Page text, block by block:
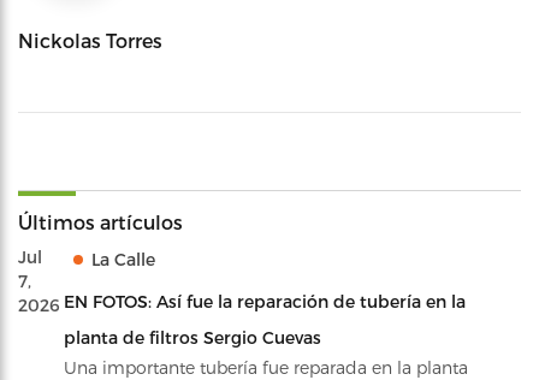
Nickolas Torres
Últimos artículos
Jul
7,
2026
La Calle
EN FOTOS: Así fue la reparación de tubería en la
planta de filtros Sergio Cuevas
Una importante tubería fue reparada en la planta